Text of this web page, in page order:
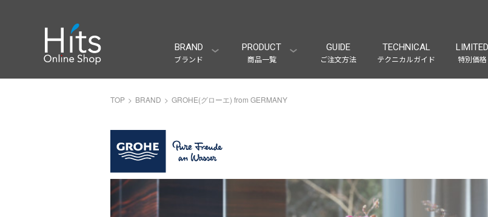
BRAND
ブランド
PRODUCT
商品一覧
GUIDE
ご注文方法
TECHNICAL
テクニカルガイド
LIMITED
特別価格
TOP BRAND GROHE(グローエ) from GERMANY